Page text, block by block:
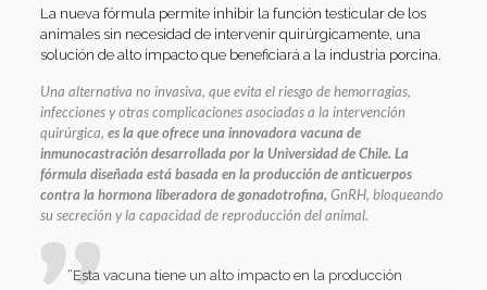
La nueva fórmula permite inhibir la función testicular de los
animales sin necesidad de intervenir quirúrgicamente, una
solución de alto impacto que beneficiará a la industria porcina.
Una alternativa no invasiva, que evita el riesgo de hemorragias,
infecciones y otras complicaciones asociadas a la intervención
quirúrgica, es la que ofrece una innovadora vacuna de
inmunocastración desarrollada por la Universidad de Chile. La
fórmula diseñada está basada en la producción de anticuerpos
contra la hormona liberadora de gonadotrofina, GnRH, bloqueando
su secreción y la capacidad de reproducción del animal.
“Esta vacuna tiene un alto impacto en la producción